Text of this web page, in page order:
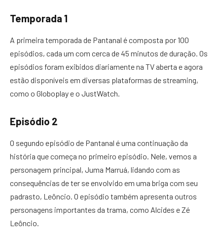
Temporada 1
A primeira temporada de Pantanal é composta por 100
episódios, cada um com cerca de 45 minutos de duração. Os
episódios foram exibidos diariamente na TV aberta e agora
estão disponíveis em diversas plataformas de streaming,
como o Globoplay e o JustWatch.
Episódio 2
O segundo episódio de Pantanal é uma continuação da
história que começa no primeiro episódio. Nele, vemos a
personagem principal, Juma Marruá, lidando com as
consequências de ter se envolvido em uma briga com seu
padrasto, Leôncio. O episódio também apresenta outros
personagens importantes da trama, como Alcides e Zé
Leôncio.